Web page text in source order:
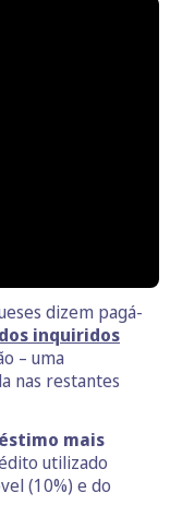
dizem pagá-
inquiridos
– uma
nas restantes
mais
utilizado
(10%) e do